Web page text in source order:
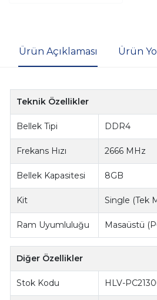
Ürün Açıklaması Ürün
Teknik Özellikler
Bellek Tipi DDR4
Frekans Hızı 2666 MHz
Bellek Kapasitesi 8GB
Kit Single (Tek
Ram Uyumluluğu Masaüstü
Diğer Özellikler
Stok Kodu HLV-